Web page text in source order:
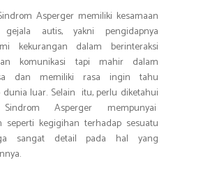
Asperger memiliki kesamaan
gejala autis, yakni pengidapnya
kekurangan dalam berinteraksi
komunikasi tapi mahir dalam
dan memiliki rasa ingin tahu
luar. Selain itu, perlu diketahui
Asperger mempunyai
seperti kegigihan terhadap sesuatu
sangat detail pada hal yang